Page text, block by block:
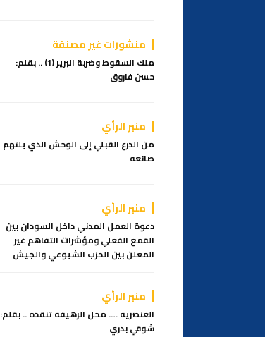
منشورات غير مصنفة
ملك السقوط وضربة البرير (1) .. بقلم:
حسن فاروق
منبر الرأي
من الدرع القبلي إلى الوحش الذي يلتهم
صانعه
منبر الرأي
دعوة العمل المدني داخل السودان بين
القمع الفعلي ومؤشرات التفاهم غير
المعلن بين الحزب الشيوعي والجيش
منبر الرأي
العنصريه …. محل الرهيفه تنقده .. بقلم:
شوقي بدري